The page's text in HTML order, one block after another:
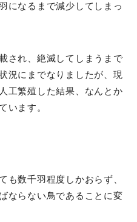
になるまで減少してしまっ
され、絶滅してしまうまで
況にまでなりましたが、現
工繁殖した結果、なんとか
います。
も数千羽程度しかおらず、
ならない鳥であることに変